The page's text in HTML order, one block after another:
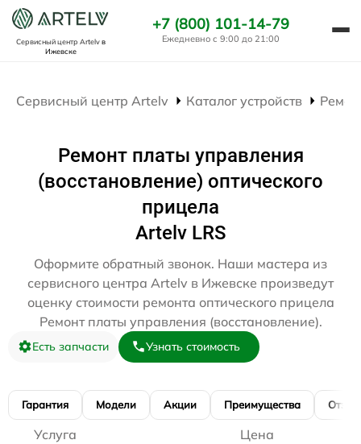
Сервисный центр Artelvв
Ижевске
+7 (800) 101-14-79
Ежедневно с 9:00 до 21:00
Сервисный центр Artelv Каталог устройств
Ремонт платы управления
(восстановление) оптического
прицела
Artelv LRS
Оформите обратный звонок. Наши мастера из
сервисного центра Artelv в Ижевске произведут
оценку стоимости ремонта оптического прицела
Ремонт платы управления (восстановление).
Есть запчасти Узнать стоимость
Гарантия Модели Акции Преимущества
Услуга Цена